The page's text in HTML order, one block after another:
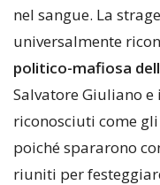
nel sangue. La
universalmente
politico-mafiosa
Salvatore Giuliano
riconosciuti come
poiché spararono
riuniti per